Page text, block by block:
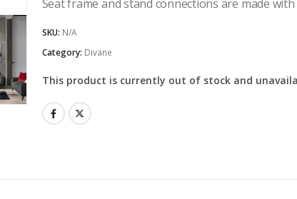
Seat frame and stand connections are made
SKU: N/A
Category: Divane
This product is currently out of stock and